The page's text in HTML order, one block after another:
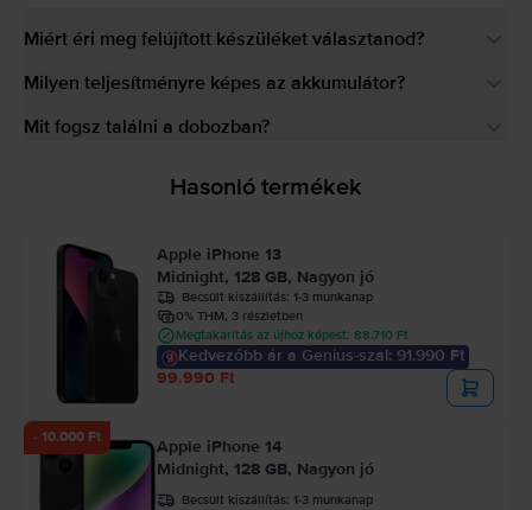
Miért éri meg felújított készüléket választanod?
Milyen teljesítményre képes az akkumulátor?
Mit fogsz találni a dobozban?
Hasonló termékek
Apple iPhone 13
Midnight, 128 GB, Nagyon jó
Becsült kiszállítás: 1-3 munkanap
0% THM, 3 részletben
Megtakarítás az újhoz képest: 88.710 Ft
Kedvezőbb ár a Genius-szal: 91.990 Ft
99.990 Ft
- 10.000 Ft
Apple iPhone 14
Midnight, 128 GB, Nagyon jó
Becsült kiszállítás: 1-3 munkanap